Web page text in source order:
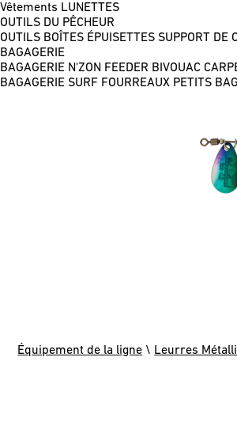
Vêtements LUNETTES
OUTILS DU PÊCHEUR
OUTILS BOÎTES ÉPUISETTES SUPPORT DE
BAGAGERIE
BAGAGERIE N'ZON FEEDER BIVOUAC
BAGAGERIE SURF FOURREAUX PETITS
Équipement de la ligne \ Leurres